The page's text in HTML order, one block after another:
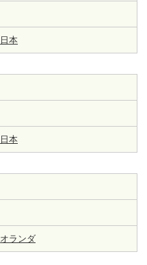
日本
日本
オランダ